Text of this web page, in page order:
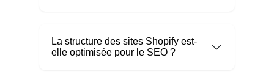
La structure des sites Shopify est-
elle optimisée pour le SEO ?